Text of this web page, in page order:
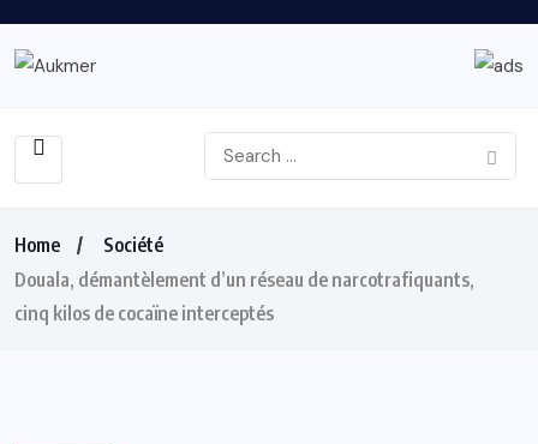
Home
Société
Douala, démantèlement d’un réseau de narcotrafiquants,
cinq kilos de cocaïne interceptés